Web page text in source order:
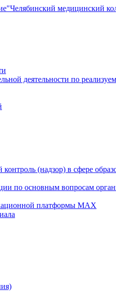
"Челябинский медицинский
деятельности по
(надзор) в сфере
по основным вопросам
платформы MAX